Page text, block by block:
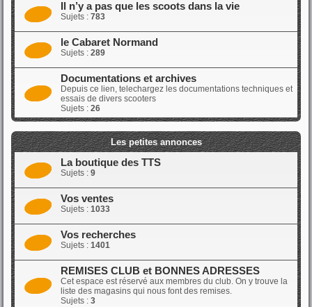
Il n’y a pas que les scoots dans la vie
Sujets : 783
le Cabaret Normand
Sujets : 289
Documentations et archives
Depuis ce lien, telechargez les documentations techniques et
essais de divers scooters
Sujets : 26
Les petites annonces
La boutique des TTS
Sujets : 9
Vos ventes
Sujets : 1033
Vos recherches
Sujets : 1401
REMISES CLUB et BONNES ADRESSES
Cet espace est réservé aux membres du club. On y trouve la
liste des magasins qui nous font des remises.
Sujets : 3